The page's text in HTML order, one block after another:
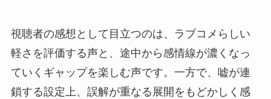
視聴者の感想として目立つのは、ラブコメらしい
軽さを評価する声と、途中から感情線が濃くなっ
ていくギャップを楽しむ声です。一方で、嘘が連
鎖する設定上、誤解が重なる展開をもどかしく感